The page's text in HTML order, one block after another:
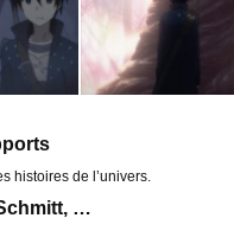
histoires de l’univers.
…